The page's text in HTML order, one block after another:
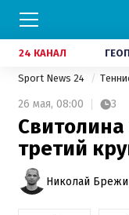
24 КАНАЛ
Sport News 24
26 мая, 08:00 3
Свитолина
третий
Николай